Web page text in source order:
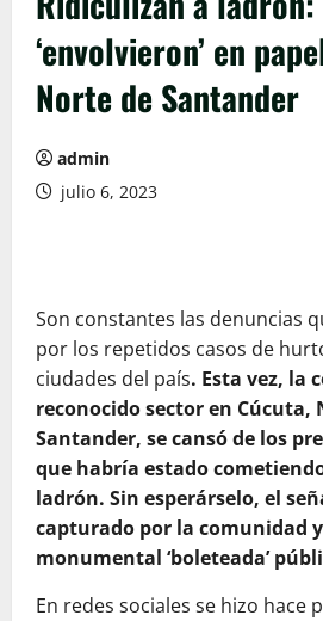
‘envolvieron’ en
Norte de Santander
admin
julio 6, 2023
Son constantes las denuncias
por los repetidos casos de
ciudades del país. Esta vez, la
reconocido sector en Cúcuta,
Santander, se cansó de los
que habría estado
ladrón. Sin esperárselo, el
capturado por la comunidad
monumental ‘boleteada’
En redes sociales se hizo hace